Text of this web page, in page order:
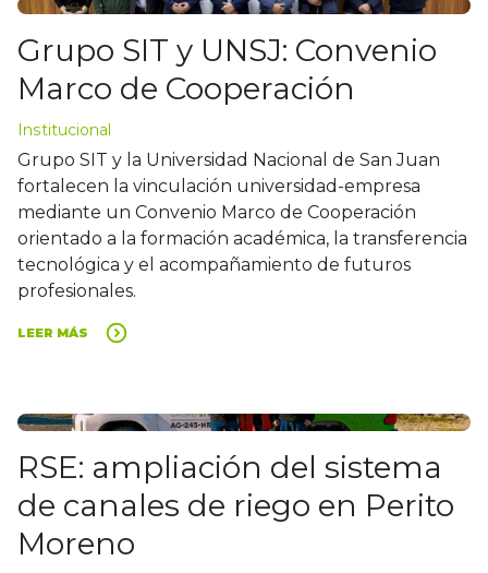
Grupo SIT y UNSJ: Convenio
Marco de Cooperación
Institucional
Grupo SIT y la Universidad Nacional de San Juan
fortalecen la vinculación universidad-empresa
mediante un Convenio Marco de Cooperación
orientado a la formación académica, la transferencia
tecnológica y el acompañamiento de futuros
profesionales.
LEER MÁS
RSE: ampliación del sistema
de canales de riego en Perito
Moreno